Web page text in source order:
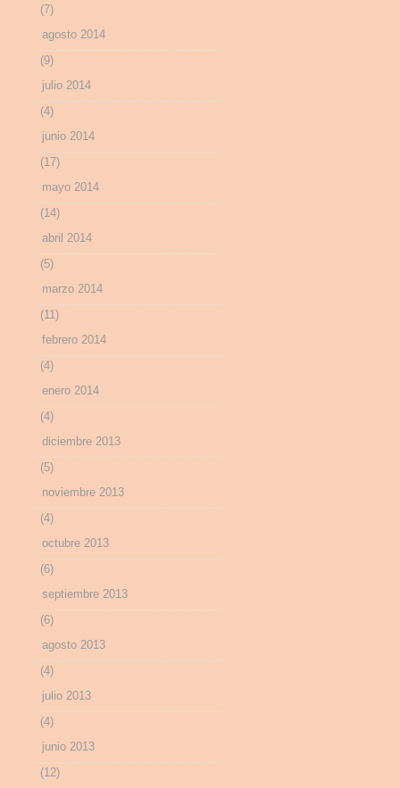
(7)
agosto 2014
(9)
julio 2014
(4)
junio 2014
(17)
mayo 2014
(14)
abril 2014
(5)
marzo 2014
(11)
febrero 2014
(4)
enero 2014
(4)
diciembre 2013
(5)
noviembre 2013
(4)
octubre 2013
(6)
septiembre 2013
(6)
agosto 2013
(4)
julio 2013
(4)
junio 2013
(12)